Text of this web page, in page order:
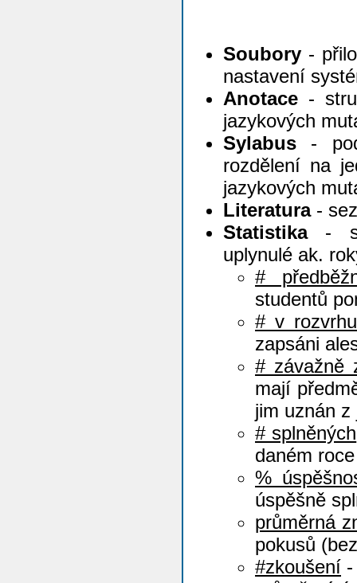
Soubory -
nastavení
Anotace -
jazykových
Sylabus -
rozdělení na
jazykových
Literatura-
Statistika-
uplynulé ak.
#
studentů
# v rozvrhu
zapsáni
# závažně
mají
jim uznán
# splněných
daném
%
úspěšně
průměrná
pokusů
#zkoušení